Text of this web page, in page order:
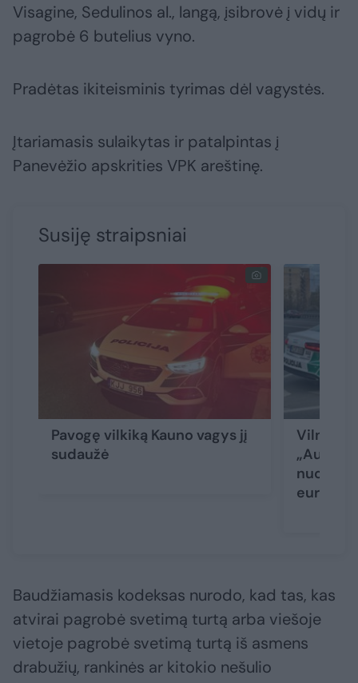
Visagine, Sedulinos al., langą, įsibrovė į vidų ir
pagrobė 6 butelius vyno.
Pradėtas ikiteisminis tyrimas dėl vagystės.
Įtariamasis sulaikytas ir patalpintas į
Panevėžio apskrities VPK areštinę.
Susiję straipsniai
Pavogę vilkiką Kauno vagys jį
sudaužė
Vilniaus
„Audi“
eurų
Baudžiamasis kodeksas nurodo, kad tas, kas
atvirai pagrobė svetimą turtą arba viešoje
vietoje pagrobė svetimą turtą iš asmens
drabužių, rankinės ar kitokio nešulio